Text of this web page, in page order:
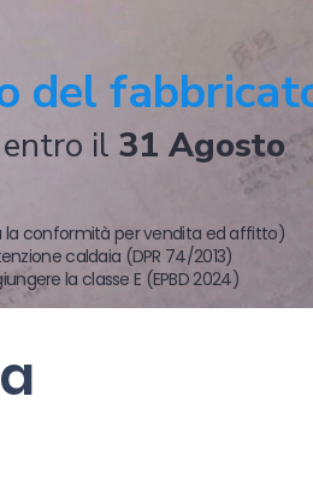
del
entro il 31 Agosto
la conformità per vendita ed affitto)
caldaia (DPR 74/2013)
la classe E (EPBD 2024)